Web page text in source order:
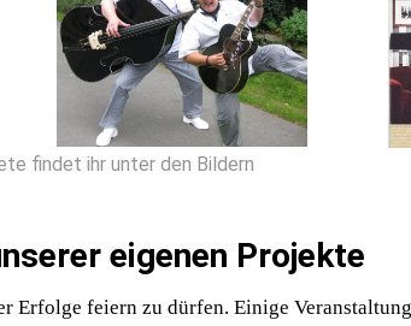
findet ihr unter den Bildern
eigenen Projekte
Erfolge feiern zu dürfen. Einige